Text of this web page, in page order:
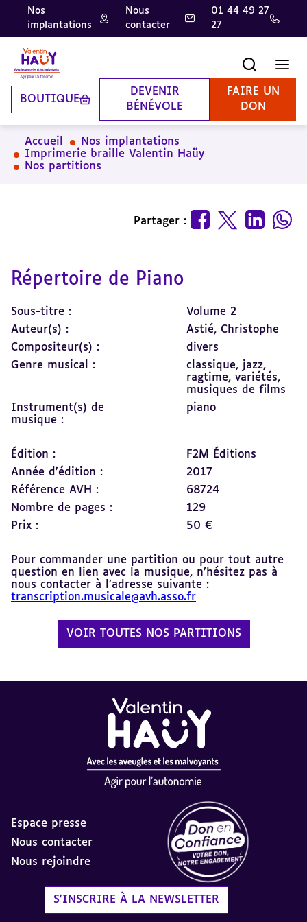
Aller
contenu
principal
Aller
pied
de
page
Aller
la
recherche
Nos
implantations
Nous
contacter
01 44 49 27
27
BOUTIQUE
DEVENIR
BÉNÉVOLE
FAIRE UN
DON
Accueil
Nos implantations
Imprimerie braille Valentin Haüy
Nos partitions
Partager :
Répertoire de Piano
Sous-titre :
Volume 2
Auteur(s) :
Astié, Christophe
Compositeur(s) :
divers
Genre musical :
classique, jazz,
ragtime, variétés,
musiques de films
Instrument(s) de
musique :
piano
Édition :
F2M Éditions
Année d'édition :
2017
Référence AVH :
68724
Nombre de pages :
129
Prix :
50 €
Pour commander une partition ou pour tout autre
question en lien avec la musique, n’hésitez pas à
nous contacter à l’adresse suivante :
transcription.musicale@avh.asso.fr
VOIR TOUTES NOS PARTITIONS
Espace presse
Nous contacter
Nous rejoindre
S'INSCRIRE À LA NEWSLETTER